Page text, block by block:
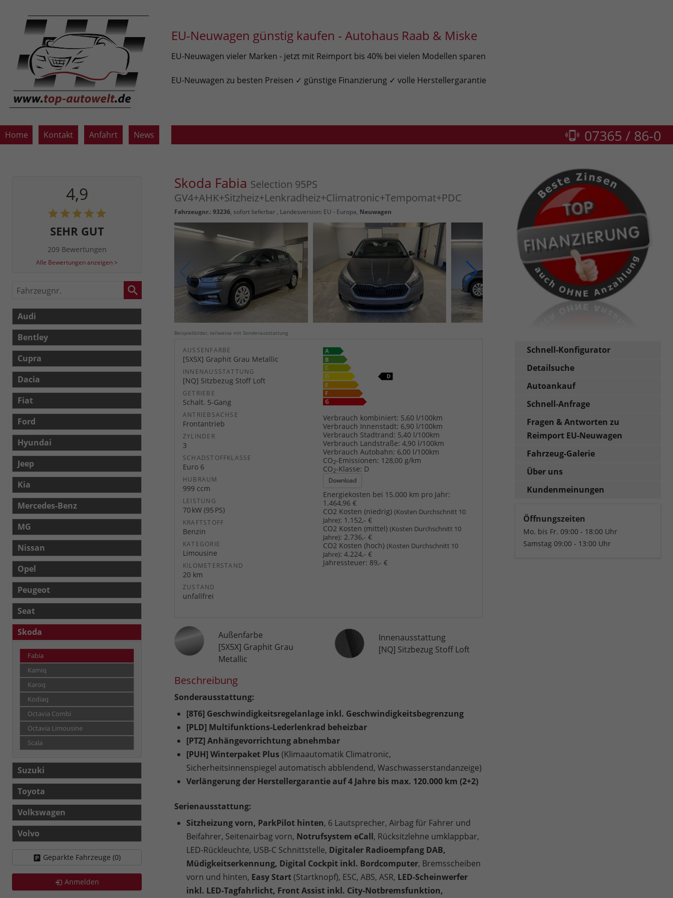
EU-Neuwagen günstig kaufen - Autohaus Raab & Miske
EU-Neuwagen vieler Marken - jetzt mit Reimport bis 40% bei vielen Modellen sparen
EU-Neuwagen zu besten Preisen ✓ günstige Finanzierung ✓ volle Herstellergarantie
Home Kontakt Anfahrt News 07365 / 86-0
Skoda Fabia Selection 95PS
GV4+AHK+Sitzheiz+Lenkradheiz+Climatronic+Tempomat+PDC
Fahrzeugnr.: 93236, sofort lieferbar, Landesversion: EU - Europa, Neuwagen
Beispielbilder, teilweise mit Sonderausstattung
AUSSENFARBE
[5X5X] Graphit Grau Metallic
INNENAUSSTATTUNG
[NQ] Sitzbezug Stoff Loft
GETRIEBE
Schalt. 5-Gang
ANTRIEBSACHSE
Frontantrieb
ZYLINDER
3
SCHADSTOFFKLASSE
Euro 6
HUBRAUM
999 ccm
LEISTUNG
70 kW (95 PS)
KRAFTSTOFF
Benzin
KATEGORIE
Limousine
KILOMETERSTAND
20 km
ZUSTAND
unfallfrei
Verbrauch kombiniert: 5,60 l/100km
Verbrauch Innenstadt: 6,90 l/100km
Verbrauch Stadtrand: 5,40 l/100km
Verbrauch Landstraße: 4,90 l/100km
Verbrauch Autobahn: 6,00 l/100km
CO2-Emissionen: 128,00 g/km
CO2-Klasse: D
Download
Energiekosten bei 15.000 km pro Jahr:
1.464,96 €
CO2 Kosten (niedrig)(Kosten Durchschnitt 10
Jahre): 1.152,- €
CO2 Kosten (mittel)(Kosten Durchschnitt 10
Jahre): 2.736,- €
CO2 Kosten (hoch)(Kosten Durchschnitt 10
Jahre): 4.224,- €
Jahressteuer: 89,- €
Außenfarbe
[5X5X] Graphit Grau
Metallic
InnenausstattungInnenausstattung
[NQ] Sitzbezug Stoff Loft
Beschreibung
Sonderausstattung:
[8T6] Geschwindigkeitsregelanlage inkl. Geschwindigkeitsbegrenzung
[PLD] Multifunktions-Lederlenkrad beheizbar
[PTZ] Anhängevorrichtung abnehmbar
[PUH] Winterpaket Plus(Klimaautomatik Climatronic,
Sicherheitsinnenspiegel automatisch abblendend, Waschwasserstandanzeige)
Verlängerung der Herstellergarantie auf 4 Jahre bis max. 120.000 km (2+2)
Serienausstattung:
Sitzheizung vorn, ParkPilot hinten, 6 Lautsprecher, Airbag für Fahrer und
Beifahrer, Seitenairbag vorn, Notrufsystem eCall, Rücksitzlehne umklappbar,
LED-Rückleuchte, USB-C Schnittstelle, Digitaler Radioempfang DAB,
Müdigkeitserkennung, Digital Cockpit inkl. Bordcomputer, Bremsscheiben
vorn und hinten, Easy Start(Startknopf), ESC, ABS, ASR, LED-Scheinwerfer
inkl. LED-Tagfahrlicht, Front Assist inkl. City-Notbremsfunktion,
4,9
SEHR GUT
209 Bewertungen
Alle Bewertungen anzeigen >
Fahrzeugnr.
Audi
Bentley
Cupra
Dacia
Fiat
Ford
Hyundai
Jeep
Kia
Mercedes-Benz
MG
Nissan
Opel
Peugeot
Seat
Skoda
Fabia
Kamiq
Karoq
Kodiaq
Octavia Combi
Octavia Limousine
Scala
Suzuki
Toyota
Volkswagen
Volvo
Geparkte Fahrzeuge (0)
Anmelden
Schnell-Konfigurator
Detailsuche
Autoankauf
Schnell-Anfrage
Fragen & Antworten zu
Reimport EU-Neuwagen
Fahrzeug-Galerie
Über uns
Kundenmeinungen
Öffnungszeiten
Mo. bis Fr. 09:00 - 18:00 Uhr
Samstag 09:00 - 13:00 Uhr